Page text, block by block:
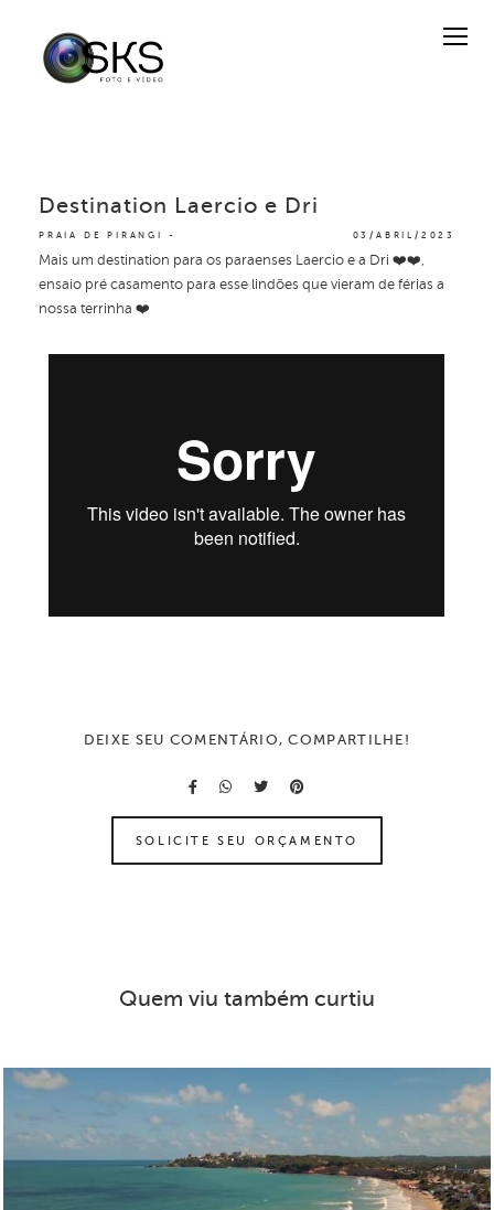
PRAIA DE PIRANGI 03/ABRIL/2023
Destination Laercio e Dri
Mais um destination para os paraenses Laercio e a Dri ❤️❤️,
ensaio pré casamento para esse lindões que vieram de férias a
nossa terrinha ❤️
DEIXE SEU COMENTÁRIO, COMPARTILHE!
SOLICITE SEU ORÇAMENTO
Quem viu também curtiu